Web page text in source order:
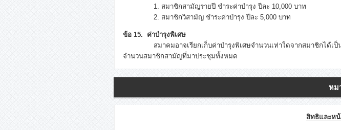
1. สมาชิกสามัญรายปี ชำระค่าบำรุง ปีละ 10,000 บาท
2. สมาชิกวิสามัญ ชำระค่าบำรุง ปีละ 5,000 บาท
ข้อ 15. ค่าบำรุงพิเศษ
สมาคมอาจเรียกเก็บค่าบำรุงพิเศษจำนวนเท่าใดจากสมาชิกได้เป็น
จำนวนสมาชิกสามัญที่มาประชุมทั้งหมด
หม
สิทธิและห